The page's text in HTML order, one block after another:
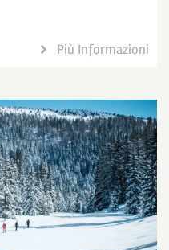
Più Informazioni